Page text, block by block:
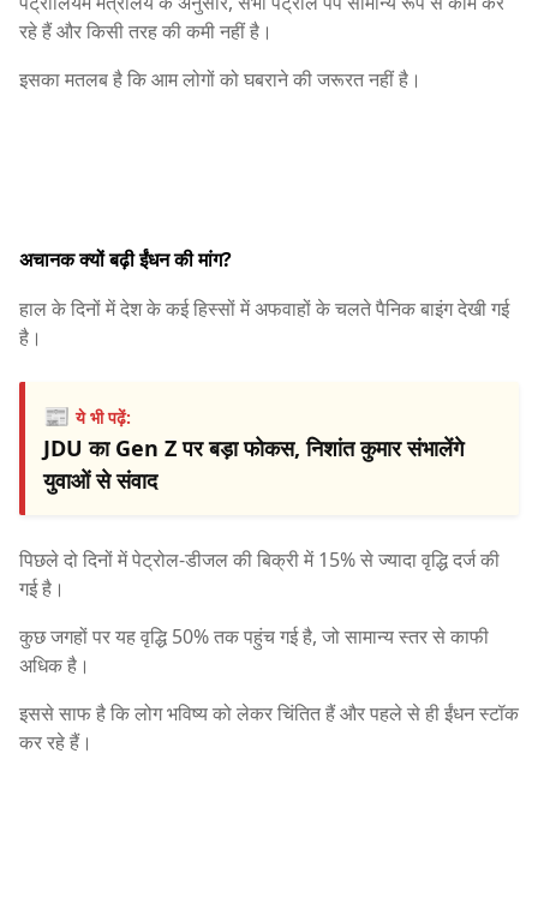
रहे हैं और किसी तरह की कमी नहीं है।
इसका मतलब है कि आम लोगों को घबराने की जरूरत नहीं है।
अचानक क्यों बढ़ी ईंधन की मांग?
हाल के दिनों में देश के कई हिस्सों में अफवाहों के चलते पैनिक बाइंग देखी गई
है।
📰ये भी पढ़ें:
JDU का Gen Z पर बड़ा फोकस, निशांत कुमार संभालेंगे
युवाओं से संवाद
पिछले दो दिनों में पेट्रोल-डीजल की बिक्री में 15% से ज्यादा वृद्धि दर्ज की
गई है।
कुछ जगहों पर यह वृद्धि 50% तक पहुंच गई है, जो सामान्य स्तर से काफी
अधिक है।
इससे साफ है कि लोग भविष्य को लेकर चिंतित हैं और पहले से ही ईंधन स्टॉक
कर रहे हैं।